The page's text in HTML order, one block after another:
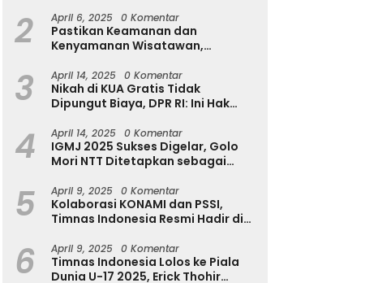
Tanda Awalnya Sebelum
Kerusakan Makin Parah
Denpasar Segera Dibuka
2 April 6, 2025 0 Komentar
Pastikan Keamanan dan
Kenyamanan Wisatawan,
Tinjau Destinasi Wisata
3 April 14, 2025 0 Komentar
Nikah di KUA Gratis Tidak
Dipungut Biaya, DPR RI: Ini Hak
4 April 14, 2025 0 Komentar
IGMJ 2025 Sukses Digelar, Golo
Mori NTT Ditetapkan sebagai
5 April 9, 2025 0 Komentar
Kolaborasi KONAMI dan PSSI,
Timnas Indonesia Resmi Hadir di
6 April 9, 2025 0 Komentar
Timnas Indonesia Lolos ke Piala
Dunia U-17 2025, Erick Thohir